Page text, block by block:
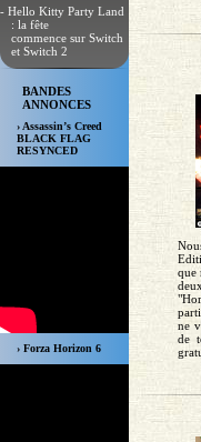
- Hello Kitty Party Land
: la fête
commence sur Switch
et Switch 2
BANDES
ANNONCES
› Assassin’s Creed
BLACK FLAG
RESYNCED
› Forza Horizon 6
que
ne
de